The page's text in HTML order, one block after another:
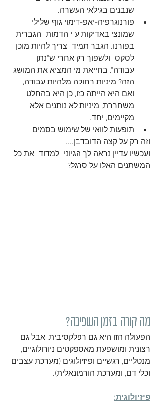
שנבנים בגילאי העשרה.
פורנוגרפיה-יאפ-דימוי גוף שלילי
שמונצי באדיקות ע"י הדמות "הגברית"
בפורנו. הגבר תמיד "צריך להיות מוכן
לסקס" ולשפוך רק אחרי ש"נתן
עבודה". בחייאת מי המציא את המושג
הזה? מיניות רחוקה מלהיות עבודה,
ואם היא הייתה כזו, כן היא בהחלט
משחררת, מיניות לא נותנים אלא
מקיימים, יחד.
תופעות לוואי של שימוש בסמים
וזה רק על קצה הדובדבן....
ועכשיו עדיין נראה לך הגיוני "למדוד" את כל
המשתנים האלו על סרגל?
מה קורה בזמן השפיכה?
הפעולה הזו היא גם רפלקסיבית, אבל גם
רצונית ומושפעת מאספקטים ניורולוגיים,
מנטליים, רגשיים ופיזיולוגים (מערכת עצבים
וכלי דם, ומערכת הורמונאלית).
פיזיולוגית: